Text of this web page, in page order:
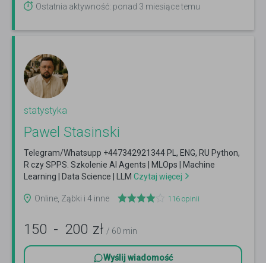
Ostatnia aktywność: ponad 3 miesiące temu
statystyka
Pawel Stasinski
Telegram/Whatsupp +447342921344 PL, ENG, RU Python,
R czy SPPS. Szkolenie AI Agents | MLOps | Machine
Learning | Data Science | LLM Czytaj więcej
Online, Ząbki i 4 inne 116 opinii
150 - 200 zł / 60 min
Wyślij wiadomość